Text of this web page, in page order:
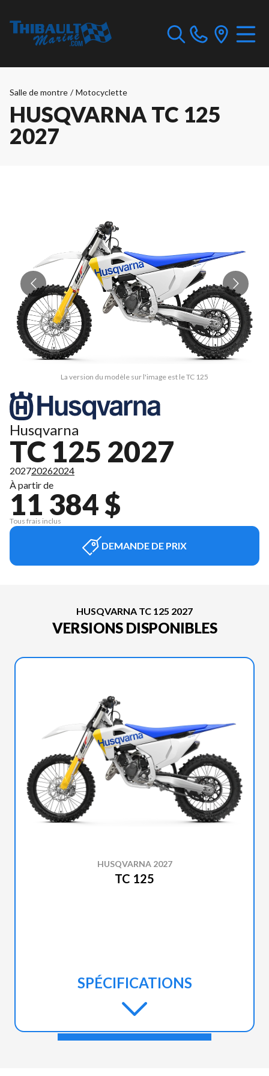
Salle de montre / Motocyclette
HUSQVARNA TC 125
2027
La version du modèle sur l'image est le TC 125
Husqvarna
TC 125 2027
202720262024
À partir de
11 384 $
Tous frais inclus
DEMANDE DE PRIX
HUSQVARNA TC 125 2027
VERSIONS DISPONIBLES
HUSQVARNA 2027
TC 125
SPÉCIFICATIONS